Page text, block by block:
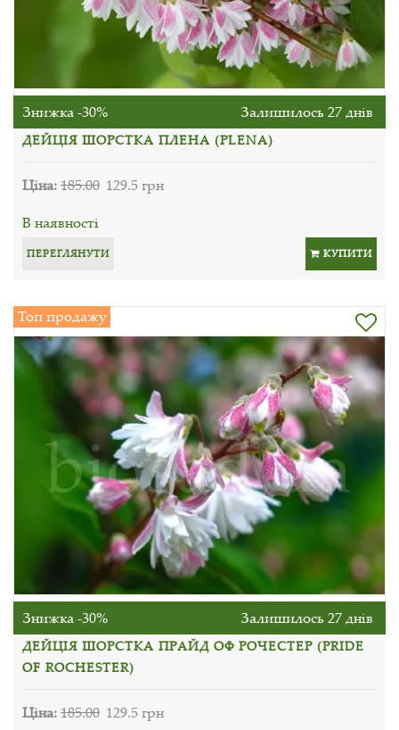
Знижка -30% Залишилось 27 днів
ДЕЙЦІЯ ШОРСТКА ПЛЕНА (PLENA)
Ціна:185.00 129.5 грн
В наявності
ПЕРЕГЛЯНУТИ КУПИТИ
Топ продажу
Знижка -30% Залишилось 27 днів
ДЕЙЦІЯ ШОРСТКА ПРАЙД ОФ РОЧЕСТЕР (PRIDE
OF ROCHESTER)
Ціна:185.00 129.5 грн